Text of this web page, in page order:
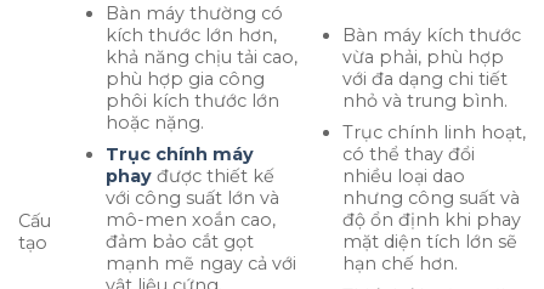
Cấu
tạo
Bàn máy thường có
kích thước lớn hơn,
khả năng chịu tải cao,
phù hợp gia công
phôi kích thước lớn
hoặc nặng.
Trục chính máy
phayđược thiết kế
với công suất lớn và
mô-men xoắn cao,
đảm bảo cắt gọt
mạnh mẽ ngay cả với
Bàn máy kích thước
vừa phải, phù hợp
với đa dạng chi tiết
nhỏ và trung bình.
Trục chính linh hoạt,
có thể thay đổi
nhiều loại dao
nhưng công suất và
độ ổn định khi phay
mặt diện tích lớn sẽ
hạn chế hơn.